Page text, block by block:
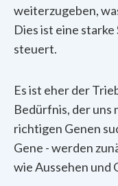
weiterzugeben,
Dies ist eine
steuert.
Es ist eher der
Bedürfnis, der uns
richtigen Genen
Gene - werden
wie Aussehen und